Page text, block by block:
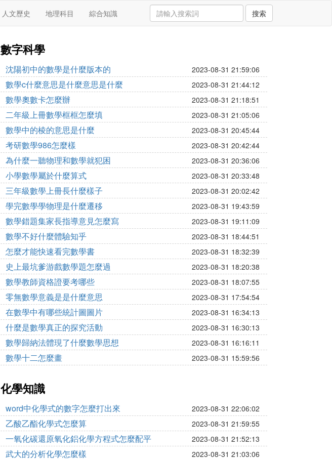
人文歷史 地理科目 綜合知識 搜索
數字科學
沈陽初中的數學是什麼版本的 2023-08-31 21:59:06
數學c什麼意思是什麼意思是什麼 2023-08-31 21:44:12
數學奧數卡怎麼辦 2023-08-31 21:18:51
二年級上冊數學框框怎麼填 2023-08-31 21:05:06
數學中的棱的意思是什麼 2023-08-31 20:45:44
考研數學986怎麼樣 2023-08-31 20:42:44
為什麼一聽物理和數學就犯困 2023-08-31 20:36:06
小學數學屬於什麼算式 2023-08-31 20:33:48
三年級數學上冊長什麼樣子 2023-08-31 20:02:42
學完數學學物理是什麼遷移 2023-08-31 19:43:59
數學錯題集家長指導意見怎麼寫 2023-08-31 19:11:09
數學不好什麼體驗知乎 2023-08-31 18:44:51
怎麼才能快速看完數學書 2023-08-31 18:32:39
史上最坑爹游戲數學題怎麼過 2023-08-31 18:20:38
數學教師資格證要考哪些 2023-08-31 18:07:55
零無數學意義是是什麼意思 2023-08-31 17:54:54
在數學中有哪些統計圖圖片 2023-08-31 16:34:13
什麼是數學真正的探究活動 2023-08-31 16:30:13
數學歸納法體現了什麼數學思想 2023-08-31 16:16:11
數學十二怎麼畫 2023-08-31 15:59:56
化學知識
word中化學式的數字怎麼打出來 2023-08-31 22:06:02
乙酸乙酯化學式怎麼算 2023-08-31 21:59:55
一氧化碳還原氧化鋁化學方程式怎麼配平 2023-08-31 21:52:13
武大的分析化學怎麼樣 2023-08-31 21:03:06